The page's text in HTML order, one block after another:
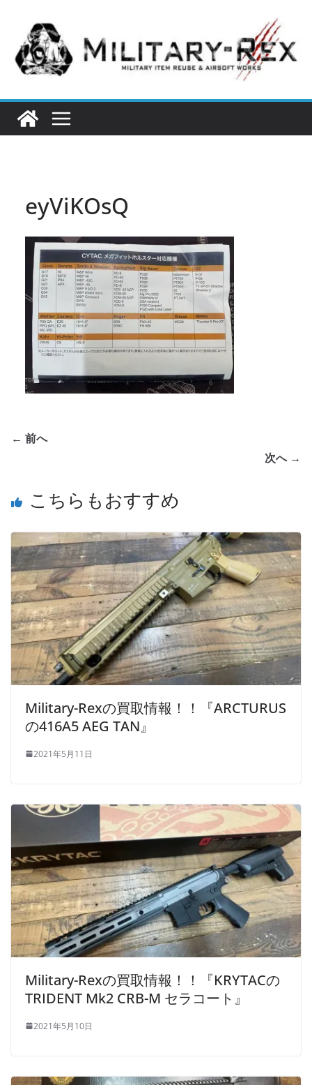
へ
eyViKOsQ
← 前へ
次へ →
こちらもおすすめ
Military-Rexの買取情報！！『ARCTURUS
の416A5 AEG TAN』
2021年5月11日
Military-Rexの買取情報！！『KRYTACの
TRIDENT Mk2 CRB-M セラコート』
2021年5月10日